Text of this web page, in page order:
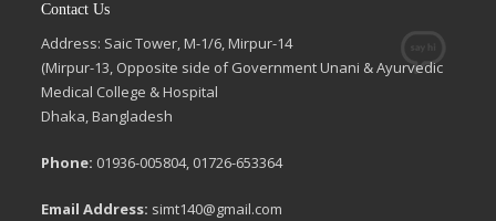
Contact Us
Address: Saic Tower, M-1/6, Mirpur-14
(Mirpur-13, Opposite side of Government Unani & Ayurvedic
Medical College & Hospital
Dhaka, Bangladesh
Phone: 01936-005804, 01726-653364
Email Address: simt140@gmail.com